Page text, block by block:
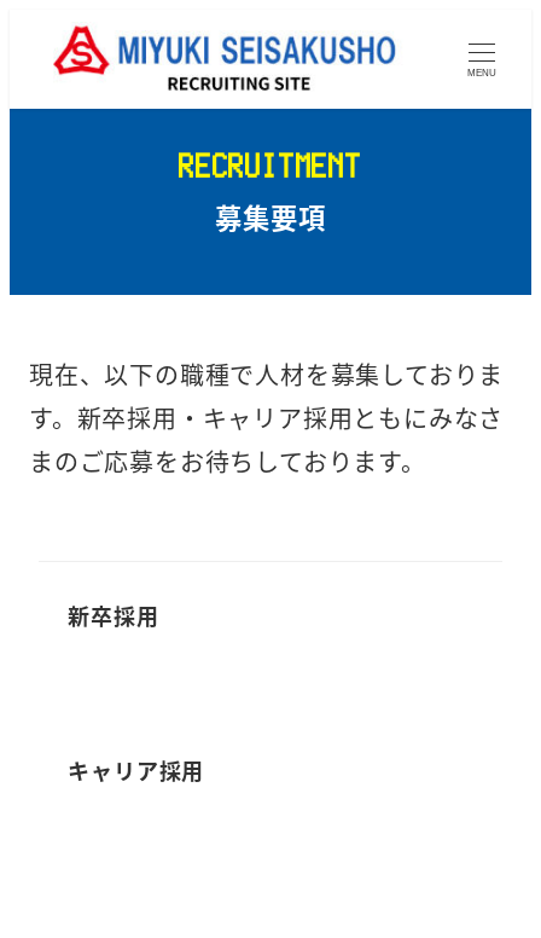
へ
MENU
RECRUITMENT
募集要項
現在、以下の職種で人材を募集しておりま
す。新卒採用・キャリア採用ともにみなさ
まのご応募をお待ちしております。
新卒採用
キャリア採用